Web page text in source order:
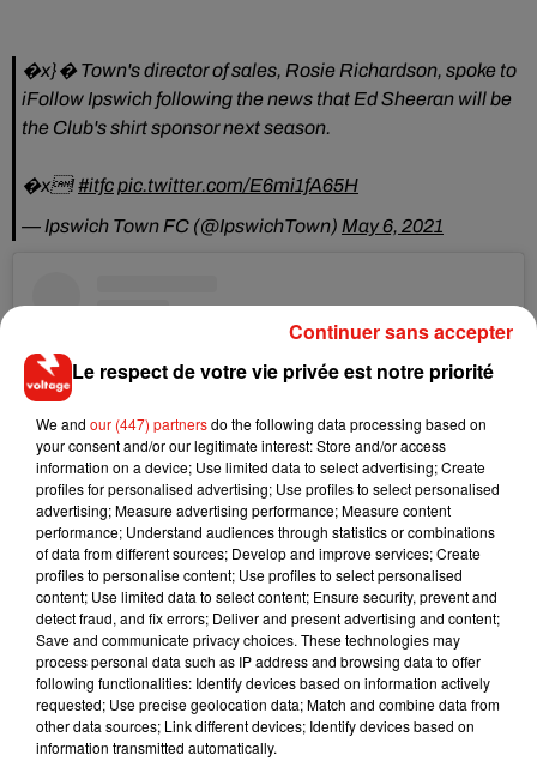
�x}� Town's director of sales, Rosie Richardson, spoke to
iFollow Ipswich following the news that Ed Sheeran will be
the Club's shirt sponsor next season.
�x!#itfcpic.twitter.com/E6mi1fA65H
— Ipswich Town FC (@IpswichTown) May 6, 2021
Voir cette publication sur Instagram
Une publication partagée par Ed Sheeran (@teddysphotos)
"Le club de football est une grande partie de la communauté
locale et c’est ma façon de montrer mon soutien. J’ai
toujours apprécié mes déplacements à Portman Road et j’ai
Le respect de votre vie privée est notre priorité
We and our (447) partnersdo the following data processing based on
your consent and/or our legitimate interest: Store and/or access
information on a device; Use limited data to select advertising; Create
profiles for personalised advertising; Use profiles to select personalised
advertising; Measure advertising performance; Measure content
performance; Understand audiences through statistics or combinations
of data from different sources; Develop and improve services; Create
profiles to personalise content; Use profiles to select personalised
content; Use limited data to select content; Ensure security, prevent and
detect fraud, and fix errors; Deliver and present advertising and content;
Save and communicate privacy choices. These technologies may
process personal data such as IP address and browsing data to offer
following functionalities: Identify devices based on information actively
requested; Use precise geolocation data; Match and combine data from
other data sources; Link different devices; Identify devices based on
information transmitted automatically.
Continuer sans accepter